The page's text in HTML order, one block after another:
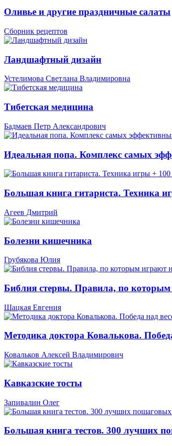
Оливье и другие праздничные салаты
Сборник рецептов
Ландшафтный дизайн
Устелимова Светлана Владимировна
Тибетская медицина
Бадмаев Петр Александрович
Идеальная попа. Комплекс самых
Большая книга гитариста. Техника
Агеев Дмитрий
Болезни кишечника
Грубякова Юлия
Библия стервы. Правила, по
Шацкая Евгения
Методика доктора Ковалькова.
Ковальков Алексей Владимирович
Кавказские тосты
Запивалин Олег
Большая книга тестов. 300 лучших